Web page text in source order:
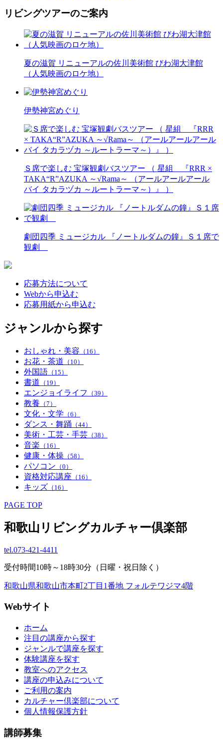
リビングツアーのご案内
夏の滋賀 リニューアルの佐川美術館 びわ湖大津館
（人気映画のロケ地）
伊勢神宮めぐり
Ｓ席で楽しむ 宝塚観劇バスツアー （ 星組 『RRR ×
TAKA“R”AZUKA ～√Rama～ （アールアールアール
バイ タカラヅカ ～ルートラーマ～）』 ）
劇団四季 ミュージカル 『ノートルダムの鐘』Ｓ１席で
観劇
応募方法について
Webから申込む
応募用紙から申込む
ジャンルから探す
おしゃれ・美容 （16）
お花・茶道 （10）
外国語 （15）
書道 （19）
エンジョイライフ （39）
教養 （7）
文化・文学 （6）
ダンス・舞踊 （44）
美術・工芸・手芸 （38）
音楽 （16）
健康・体操 （58）
パソコン （0）
資格対応講座 （16）
キッズ （16）
PAGE TOP
和歌山リビングカルチャー倶楽部
tel.073-421-4411
受付時間10時～18時30分（日曜・祝日除く）
和歌山県和歌山市本町2丁目1番地 フォルテワジマ4階
Webサイト
ホーム
注目の講座から探す
ジャンルで講座を探す
体験講座を探す
教室へのアクセス
講座の申込みについて
ご利用の案内
カルチャー倶楽部について
個人情報保護方針
講師募集